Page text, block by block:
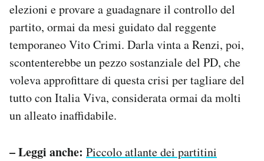
elezioni e provare a guadagnare il controllo del
partito, ormai da mesi guidato dal reggente
temporaneo Vito Crimi. Darla vinta a Renzi, poi,
scontenterebbe un pezzo sostanziale del PD, che
voleva approfittare di questa crisi per tagliare del
tutto con Italia Viva, considerata ormai da molti
un alleato inaffidabile.
– Leggi anche: Piccolo atlante dei partitini